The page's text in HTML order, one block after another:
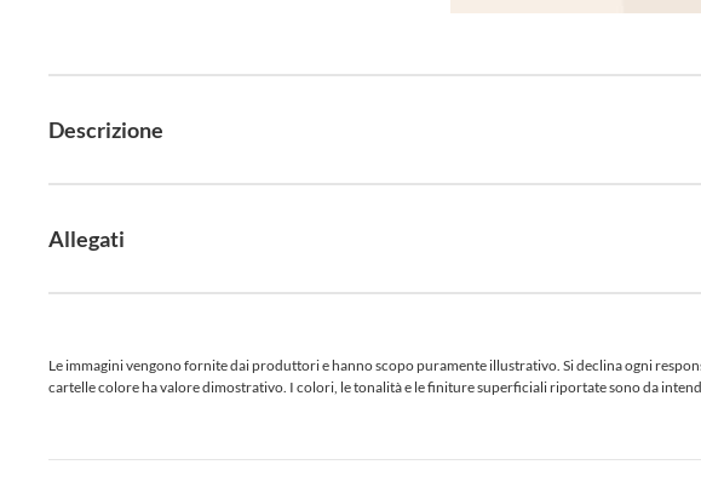
Descrizione
Allegati
Le immagini vengono fornite dai produttori e hanno scopo puramente illustrativo. Si declina ogni
cartelle colore ha valore dimostrativo. I colori, le tonalità e le finiture superficiali riportate sono da